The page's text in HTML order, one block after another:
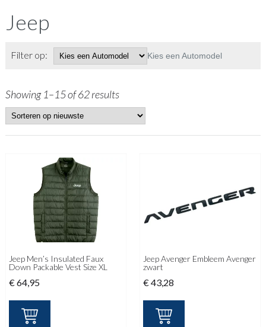
Jeep
Filter op: Kies een Automodel
Showing 1–15 of 62 results
Jeep Men’s Insulated Faux
Down Packable Vest Size XL
€64,95
Jeep Avenger Embleem Avenger
zwart
€43,28